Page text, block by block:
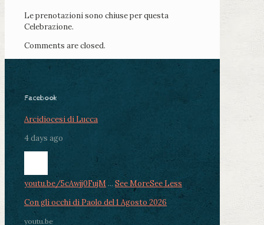
Le prenotazioni sono chiuse per questa
Celebrazione.
Comments are closed.
Facebook
Arcidiocesi di Lucca
4 days ago
youtu.be/5cAwjj0FujM ... See MoreSee Less
Con gli occhi di Paolo del 1 Agosto 2026
youtu.be